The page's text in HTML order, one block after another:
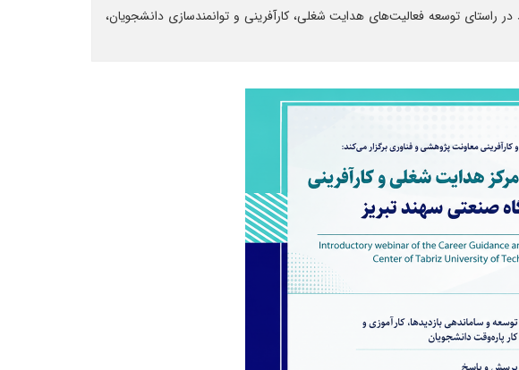
راستای توسعه فعالیت‌های هدایت شغلی، کارآفرینی و توانمندسازی دانشجویان،